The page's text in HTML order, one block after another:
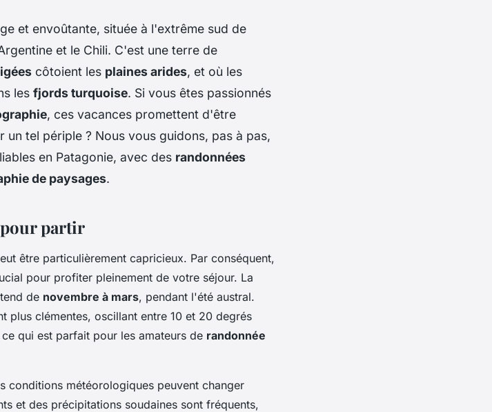
et envoûtante, située à l'extrême sud de
et le Chili. C'est une terre de
côtoient les plaines arides, et où les
les fjords turquoise. Si vous êtes passionnés
, ces vacances promettent d'être
un tel périple ? Nous vous guidons, pas à pas,
en Patagonie, avec des randonnées
de paysages.
partir
être particulièrement capricieux. Par conséquent,
pour profiter pleinement de votre séjour. La
de novembre à mars, pendant l'été austral.
plus clémentes, oscillant entre 10 et 20 degrés
qui est parfait pour les amateurs de randonnée
conditions météorologiques peuvent changer
et des précipitations soudaines sont fréquents,